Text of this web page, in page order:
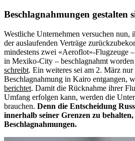
Beschlagnahmungen gestalten
Westliche Unternehmen versuchen nun,
der auslaufenden Verträge
mindestens zwei «Aeroflot»-Flugzeuge
in Mexiko-City – beschlagnahmt
schreibt. Ein weiteres sei am 2. März nur
Beschlagnahmung in Kairo entgangen,
berichtet. Damit die Rücknahme ihrer
Umfang erfolgen kann, werden die
brauchen. Denn die Entscheidung
innerhalb seiner Grenzen zu
Beschlagnahmungen.